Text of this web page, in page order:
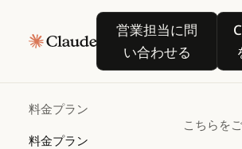
営業担当に問
い合わせる
営業担当に問い
料金プラン
料金プラン
こちらを
料金プラ
個人 Team & Enterprise